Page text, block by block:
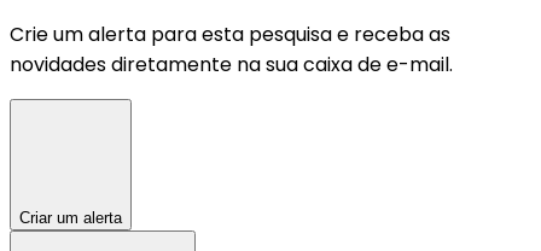
Crie um alerta para esta pesquisa e receba as
novidades diretamente na sua caixa de e-mail.
Criar um alerta